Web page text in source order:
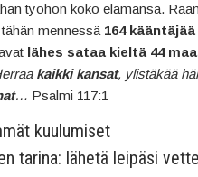
työhön koko elämänsä.
mennessä 164
lähes sataa kieltä 44
kaikki kansat, ylistäkää
… Psalmi 117:1
kuulumiset
tarina: lähetä leipäsi